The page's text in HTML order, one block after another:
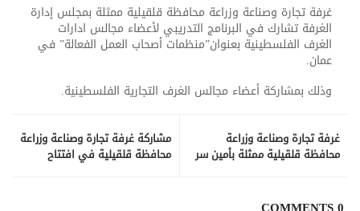
غرفة تجارة وصناعة وزراعة محافظة قلقيلية ممثلة بمجلس إدارة
الغرفة تشارك في البرنامج التدريبي لأعضاء مجالس ادارات
الغرف الفلسطينية بعنوان”منظمات أصحاب العمل الفعالة” في
عمان.
وذلك بمشاركة أعضاء مجالس الغرف التجارية الفلسطينية.
مشاركة غرفة تجارة وصناعة وزراعة
محافظة قلقيلية في افتتاح
غرفة تجارة وصناعة وزراعة
محافظة قلقيلية ممثلة بأمين سر
تكريم مدراء وضباط الأجهزة